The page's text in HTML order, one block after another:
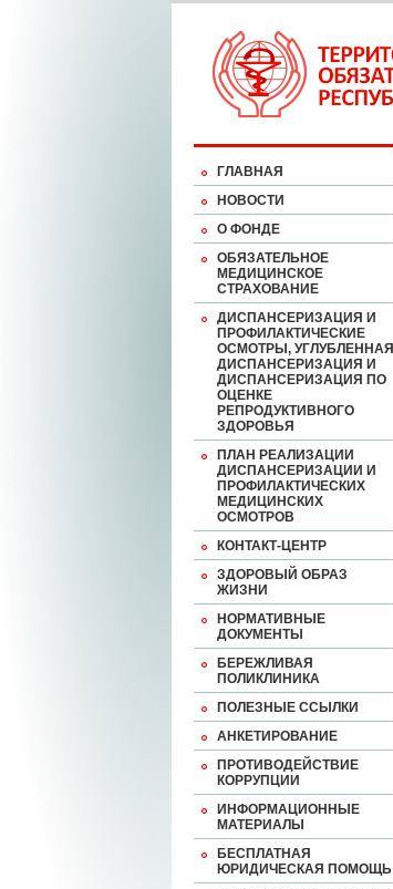
ГЛАВНАЯ
НОВОСТИ
О ФОНДЕ
ОБЯЗАТЕЛЬНОЕ
МЕДИЦИНСКОЕ
СТРАХОВАНИЕ
ДИСПАНСЕРИЗАЦИЯ И
ПРОФИЛАКТИЧЕСКИЕ
ОСМОТРЫ, УГЛУБЛЕННАЯ
ДИСПАНСЕРИЗАЦИЯ И
ДИСПАНСЕРИЗАЦИЯ ПО
ОЦЕНКЕ
РЕПРОДУКТИВНОГО
ЗДОРОВЬЯ
ПЛАН РЕАЛИЗАЦИИ
ДИСПАНСЕРИЗАЦИИ И
ПРОФИЛАКТИЧЕСКИХ
МЕДИЦИНСКИХ
ОСМОТРОВ
КОНТАКТ-ЦЕНТР
ЗДОРОВЫЙ ОБРАЗ
ЖИЗНИ
НОРМАТИВНЫЕ
ДОКУМЕНТЫ
БЕРЕЖЛИВАЯ
ПОЛИКЛИНИКА
ПОЛЕЗНЫЕ ССЫЛКИ
АНКЕТИРОВАНИЕ
ПРОТИВОДЕЙСТВИЕ
КОРРУПЦИИ
ИНФОРМАЦИОННЫЕ
МАТЕРИАЛЫ
БЕСПЛАТНАЯ
ЮРИДИЧЕСКАЯ ПОМОЩЬ